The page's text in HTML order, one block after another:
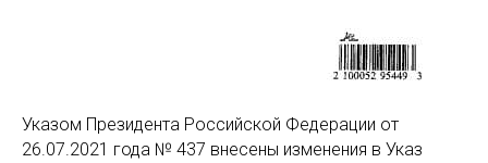
Указом Президента Российской Федерации от
26.07.2021 года № 437 внесены изменения в Указ